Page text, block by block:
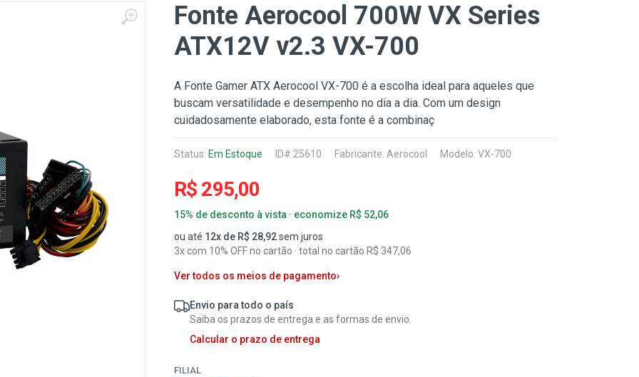
Fonte Aerocool 700W VX Series
ATX12V v2.3 VX-700
A Fonte Gamer ATX Aerocool VX-700 é a escolha ideal para aqueles que
buscam versatilidade e desempenho no dia a dia. Com um design
cuidadosamente elaborado, esta fonte é a combinaç
Status: Em Estoque ID# 25610 Fabricante: Aerocool Modelo: VX-700
R$ 295,00
15% de desconto à vista · economize R$ 52,06
ou até 12x de R$ 28,92sem juros
3x com 10% OFF no cartão · total no cartão R$ 347,06
Ver todos os meios de pagamento›
Envio para todo o país
Saiba os prazos de entrega e as formas de envio.
Calcular o prazo de entrega
FILIAL